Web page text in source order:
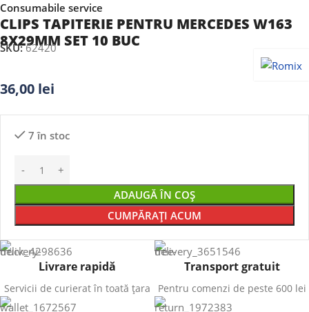
Consumabile service
CLIPS TAPITERIE PENTRU MERCEDES W163
8X29MM SET 10 BUC
SKU:62420
36,00 lei
7 în stoc
ADAUGĂ ÎN COȘ
CUMPĂRAȚI ACUM
Livrare rapidă
Servicii de curierat în toată țara
Transport gratuit
Pentru comenzi de peste 600 lei